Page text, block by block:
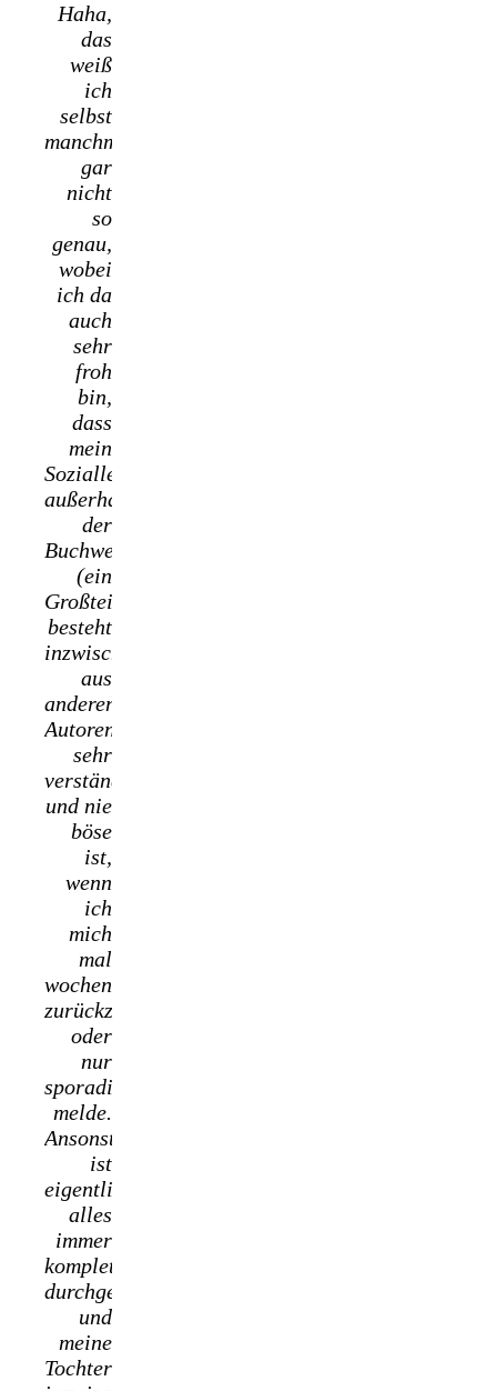
Haha,
das
weiß
ich
selbst
manchmal
gar
nicht
so
genau,
wobei
ich da
auch
sehr
froh
bin,
dass
mein
Sozialleben
außerhalb
der
Buchwelt
(ein
Großteil
besteht
inzwischen
aus
anderen
Autoren),
sehr
verständnisvoll
und nie
böse
ist,
wenn
ich
mich
mal
wochenlang
zurückziehe
oder
nur
sporadisch
melde.
Ansonsten
ist
eigentlich
alles
immer
komplett
durchgetimed
und
meine
Tochter